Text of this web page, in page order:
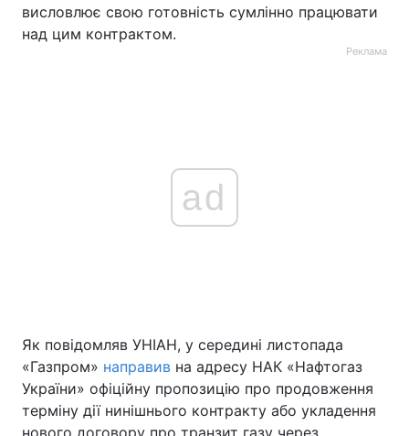
висловлює свою готовність сумлінно працювати
над цим контрактом.
Реклама
ad
Як повідомляв УНІАН, у середині листопада
«Газпром» направив на адресу НАК «Нафтогаз
України» офіційну пропозицію про продовження
терміну дії нинішнього контракту або укладення
нового договору про транзит газу через